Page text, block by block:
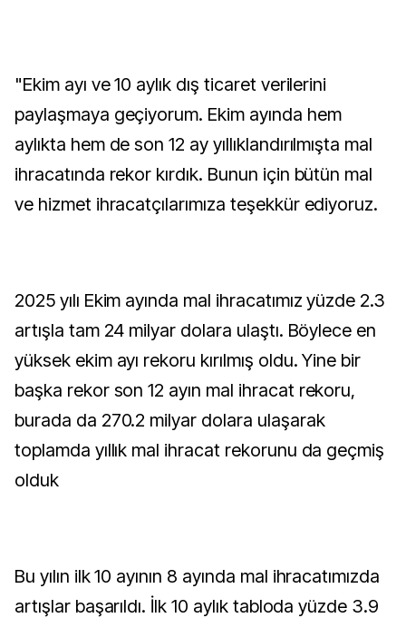
"Ekim ayı ve 10 aylık dış ticaret verilerini
paylaşmaya geçiyorum. Ekim ayında hem
aylıkta hem de son 12 ay yıllıklandırılmışta mal
ihracatında rekor kırdık. Bunun için bütün mal
ve hizmet ihracatçılarımıza teşekkür ediyoruz.
2025 yılı Ekim ayında mal ihracatımız yüzde 2.3
artışla tam 24 milyar dolara ulaştı. Böylece en
yüksek ekim ayı rekoru kırılmış oldu. Yine bir
başka rekor son 12 ayın mal ihracat rekoru,
burada da 270.2 milyar dolara ulaşarak
toplamda yıllık mal ihracat rekorunu da geçmiş
olduk
Bu yılın ilk 10 ayının 8 ayında mal ihracatımızda
artışlar başarıldı. İlk 10 aylık tabloda yüzde 3.9